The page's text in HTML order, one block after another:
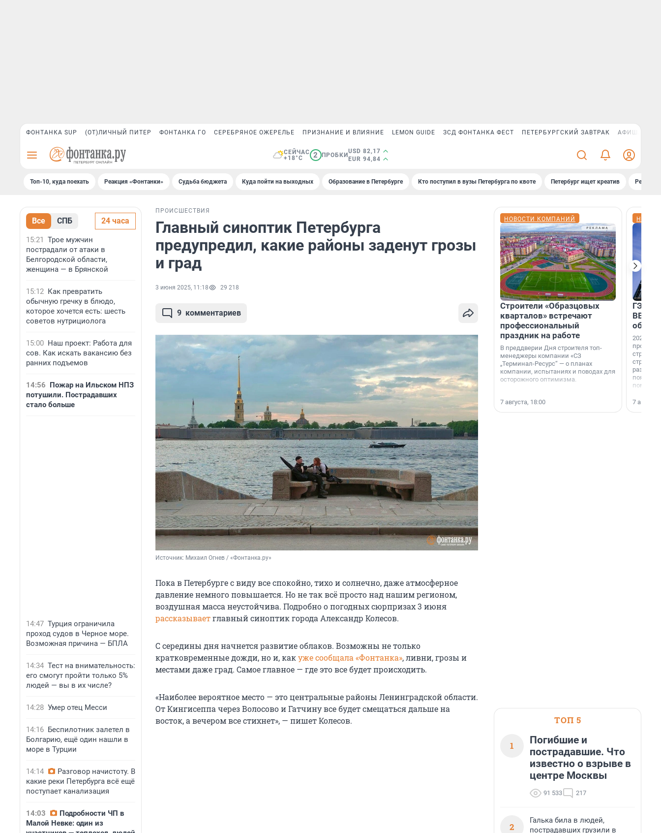
ФОНТАНКА SUP (ОТ)ЛИЧНЫЙ ПИТЕР ФОНТАНКА ГО СЕРЕБРЯНОЕ ОЖЕРЕЛЬЕ ПРИЗНАНИЕ И ВЛИЯНИЕ LEMON GUIDE ЗСД ФОНТАНКА ФЕСТ ПЕТЕРБУРГСКИЙ ЗАВТРАК АФИША PLUS
СЕЙЧАС
+18°C
2 ПРОБКИ
USD 82,17
EUR 94,84
Топ-10, куда поехать Реакция «Фонтанки» Судьба бюджета Куда пойти на выходных Образование в Петербурге Кто поступил в вузы Петербурга по квоте Петербург ищет креатив
Все СПБ 24 часа
15:21 Трое мужчин
пострадали от атаки в
Белгородской области,
женщина — в Брянской
15:12 Как превратить
обычную гречку в блюдо,
которое хочется есть: шесть
советов нутрициолога
15:00 Наш проект: Работа для
сов. Как искать вакансию без
ранних подъемов
14:56 Пожар на Ильском НПЗ
потушили. Пострадавших
стало больше
14:47 Турция ограничила
проход судов в Черное море.
Возможная причина — БПЛА
14:34 Тест на внимательность:
его смогут пройти только 5%
людей — вы в их числе?
14:28 Умер отец Месси
14:16 Беспилотник залетел в
Болгарию, ещё один нашли в
море в Турции
14:14
Разговор начистоту. В
какие реки Петербурга всё ещё
поступает канализация
14:03
Подробности ЧП в
Малой Невке: один из
ПРОИСШЕСТВИЯ
Главный синоптик Петербурга
предупредил, какие районы заденут грозы
и град
3 июня 2025, 11:18 29 218
9 комментариев
Источник: Михаил Огнев / «Фонтанка.ру»
Пока в Петербурге с виду все спокойно, тихо и солнечно, даже атмосферное
давление немного повышается. Но не так всё просто над нашим регионом,
воздушная масса неустойчива. Подробно о погодных сюрпризах 3 июня
рассказываетглавный синоптик города Александр Колесов.
С середины дня начнется развитие облаков. Возможны не только
кратковременные дожди, но и, какуже сообщала «Фонтанка», ливни, грозы и
местами даже град. Самое главное — где это все будет происходить.
«Наиболее вероятное место — это центральные районы Ленинградской области.
От Кингисеппа через Волосово и Гатчину все будет смещаться дальше на
восток, а вечером все стихнет», — пишет Колесов.
НОВОСТИ КОМПАНИЙ
Строители «Образцовых
кварталов» встречают
профессиональный
праздник на работе
В преддверии Дня строителя топ-
менеджеры компании «СЗ
„Терминал-Ресурс“ — о планах
компании, испытаниях и поводах для
осторожного оптимизма.
7 августа, 18:00
ГЭС,
ВВП: в
об
2026-й —
раз. В
7
ТОП 5
1
Погибшие и
пострадавшие. Что
известно о взрыве в
центре Москвы
91 533 217
2
Галька била в людей,
пострадавших грузили в